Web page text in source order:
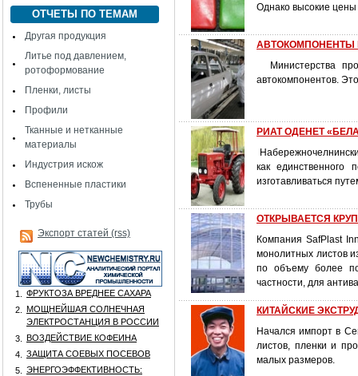
ОТЧЕТЫ ПО ТЕМАМ
Другая продукция
Литье под давлением,
ротоформование
Пленки, листы
Профили
Тканные и нетканные
материалы
Индустрия искож
Вспененные пластики
Трубы
Экспорт статей (rss)
1.
ФРУКТОЗА ВРЕДНЕЕ САХАРА
2.
МОЩНЕЙШАЯ СОЛНЕЧНАЯ
ЭЛЕКТРОСТАНЦИЯ В РОССИИ
3.
ВОЗДЕЙСТВИЕ КОФЕИНА
4.
ЗАЩИТА СОЕВЫХ ПОСЕВОВ
5.
ЭНЕРГОЭФФЕКТИВНОСТЬ:
Однако высокие
АВТОКОМПОНЕНТЫ
Министерства
автокомпонентов.
РИАТ ОДЕНЕТ
как единственного
изготавливаться
ОТКРЫВАЕТСЯ
Компания SafPlast
монолитных листов
по объему более
частности, для
КИТАЙСКИЕ
Начался импорт в
листов, пленки и
малых размеров.